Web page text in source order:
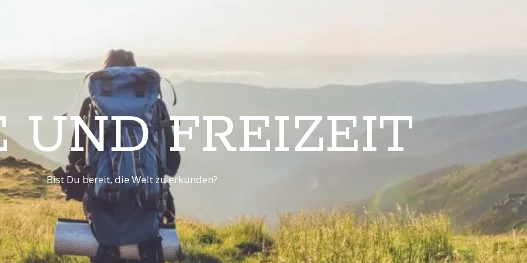
UND FREIZEIT
Bist Du bereit, die Welt zu erkunden?